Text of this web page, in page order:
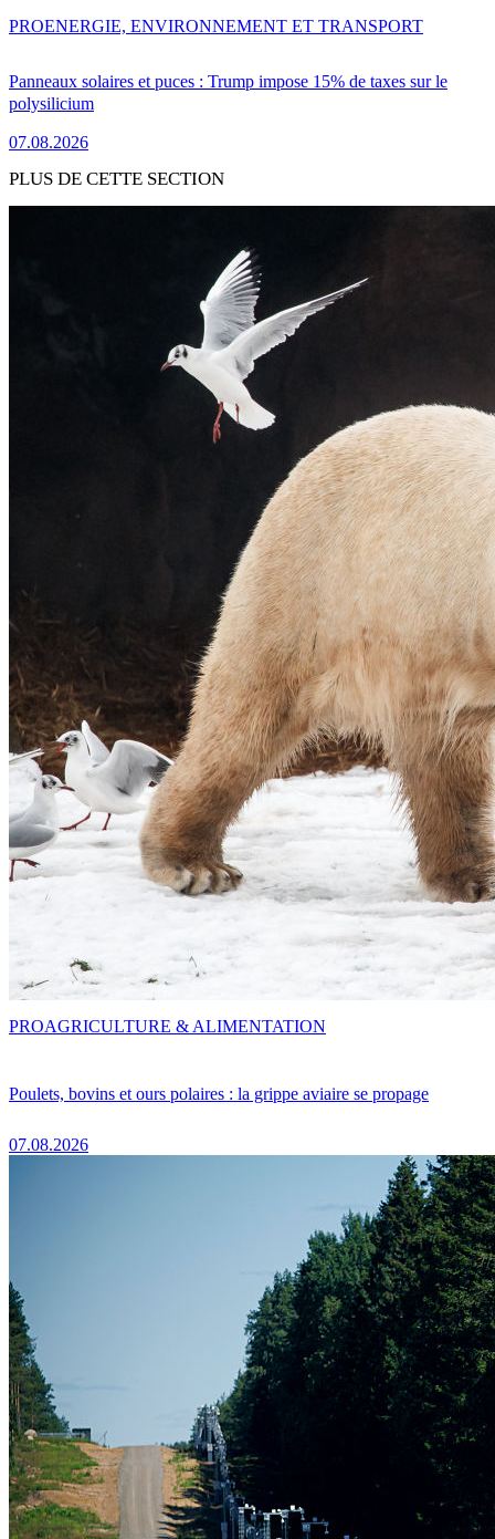
Panneaux solaires et puces : Trump impose 15% de taxes sur le
polysilicium
07.08.2026
PROENERGIE, ENVIRONNEMENT ET TRANSPORT
PLUS DE CETTE SECTION
Poulets, bovins et ours polaires : la grippe aviaire se propage
07.08.2026
PROAGRICULTURE & ALIMENTATION